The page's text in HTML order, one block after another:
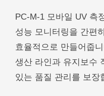
품질관리
제품
PC-M-1 모바일 UV 측
성능 모니터링을 간편
효율적으로 만들어줍
생산 라인과 유지보수
있는 품질 관리를 보장